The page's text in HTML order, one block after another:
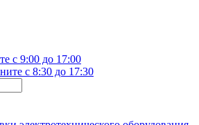
с 9:00 до 17:00
с 8:30 до 17:30